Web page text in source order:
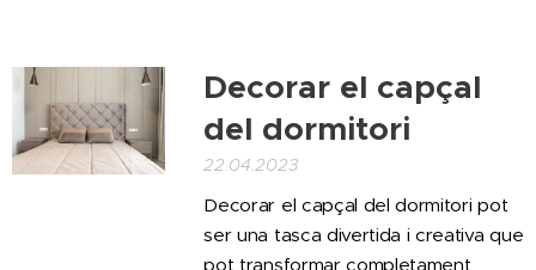
Decorar el capçal
del dormitori
22.04.2023
Decorar el capçal del dormitori pot
ser una tasca divertida i creativa que
pot transformar completament